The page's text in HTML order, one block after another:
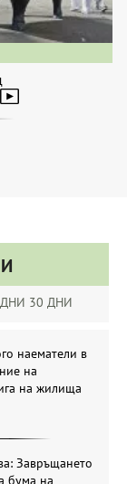
30 ДНИ
наематели в
на
на жилища
Завръщането
бума на